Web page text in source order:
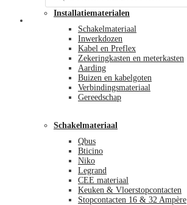
Installatiematerialen
Schakelmateriaal
Inwerkdozen
Kabel en Preflex
Zekeringkasten en meterkasten
Aarding
Buizen en kabelgoten
Verbindingsmateriaal
Gereedschap
Schakelmateriaal
Qbus
Bticino
Niko
Legrand
CEE materiaal
Keuken & Vloerstopcontacten
Stopcontacten 16 & 32 Ampère